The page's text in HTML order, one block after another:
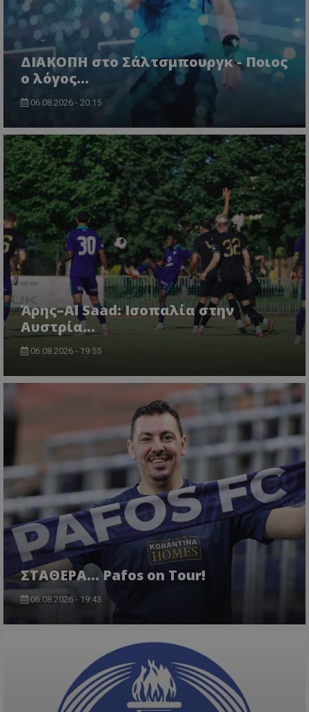
ΔΙΑΚΟΠΗ στο Σάλτσμπουργκ - Ποιος
ο λόγος...
06.08.2026 - 20:15
Άρης–Al Saad: Ισοπαλία στην
Αυστρία...
06.08.2026 - 19:55
ΣΤΑΘΕΡΑ... Pafos on Tour!
06.08.2026 - 19:43